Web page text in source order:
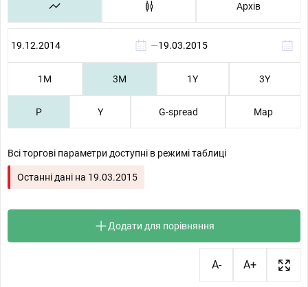
Архів
—
1М 3М 1Y 3Y
P Y G-spread Map
Всі торгові параметри доступні в режимі таблиці
Останні дані на 19.03.2015
Додати для порівняння
A- A+